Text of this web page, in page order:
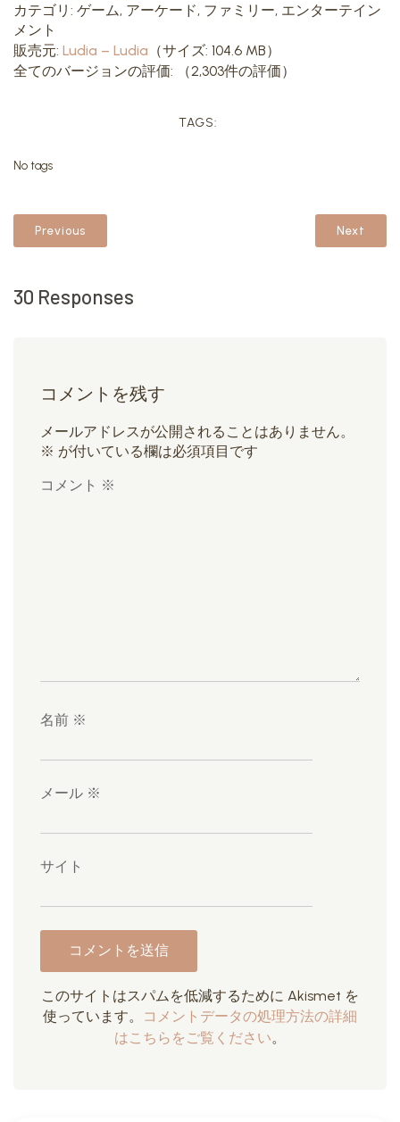
カテゴリ: ゲーム, アーケード, ファミリー, エンターテイン
メント
販売元: Ludia – Ludia （サイズ: 104.6 MB）
全てのバージョンの評価:
（2,303件の評価）
TAGS:
No tags
Previous Next
30 Responses
コメントを残す
メールアドレスが公開されることはありません。
※ が付いている欄は必須項目です
コメント ※
名前 ※
メール ※
サイト
このサイトはスパムを低減するために Akismet を
使っています。
コメントデータの処理方法の詳細
はこちらをご覧ください。